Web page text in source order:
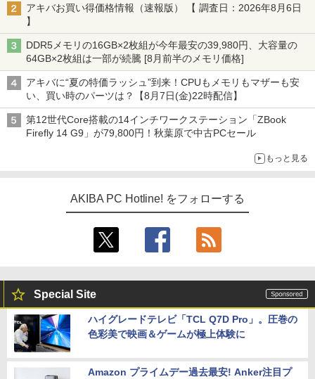
アキバお買い得価格情報（速報版） 【 調査日：2026年8月6日
】
DDR5メモリの16GB×2枚組が今年最安の39,980円、大容量の
64GB×2枚組は一部が続騰 [8月前半のメモリ価格]
アキバに“夏の特価ラッシュ”到来！CPUもメモリもマザーも安
い、買い時のパーツは？【8月7日(金)22時配信】
第12世代Core搭載の14インチワークステーション「ZBook
Firefly 14 G9」が79,800円！秋葉原で中古PCセール
もっと見る
AKIBA PC Hotline! をフォローする
Special Site
ハイグレードテレビ「TCL Q7D Pro」。圧巻の
色彩美で映画＆ゲームが極上体験に
Amazon プライムデー過去最安! Anker注目プ